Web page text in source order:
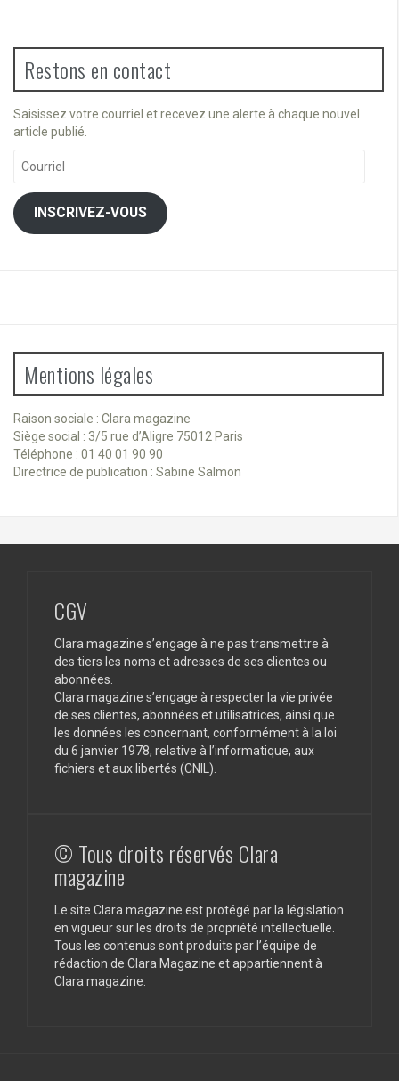
Restons en contact
Saisissez votre courriel et recevez une alerte à chaque nouvel
article publié.
INSCRIVEZ-VOUS
Mentions légales
Raison sociale : Clara magazine
Siège social : 3/5 rue d’Aligre 75012 Paris
Téléphone : 01 40 01 90 90
Directrice de publication : Sabine Salmon
CGV
Clara magazine s’engage à ne pas transmettre à
des tiers les noms et adresses de ses clientes ou
abonnées.
Clara magazine s’engage à respecter la vie privée
de ses clientes, abonnées et utilisatrices, ainsi que
les données les concernant, conformément à la loi
du 6 janvier 1978, relative à l’informatique, aux
fichiers et aux libertés (CNIL).
© Tous droits réservés Clara
magazine
Le site Clara magazine est protégé par la législation
en vigueur sur les droits de propriété intellectuelle.
Tous les contenus sont produits par l’équipe de
rédaction de Clara Magazine et appartiennent à
Clara magazine.